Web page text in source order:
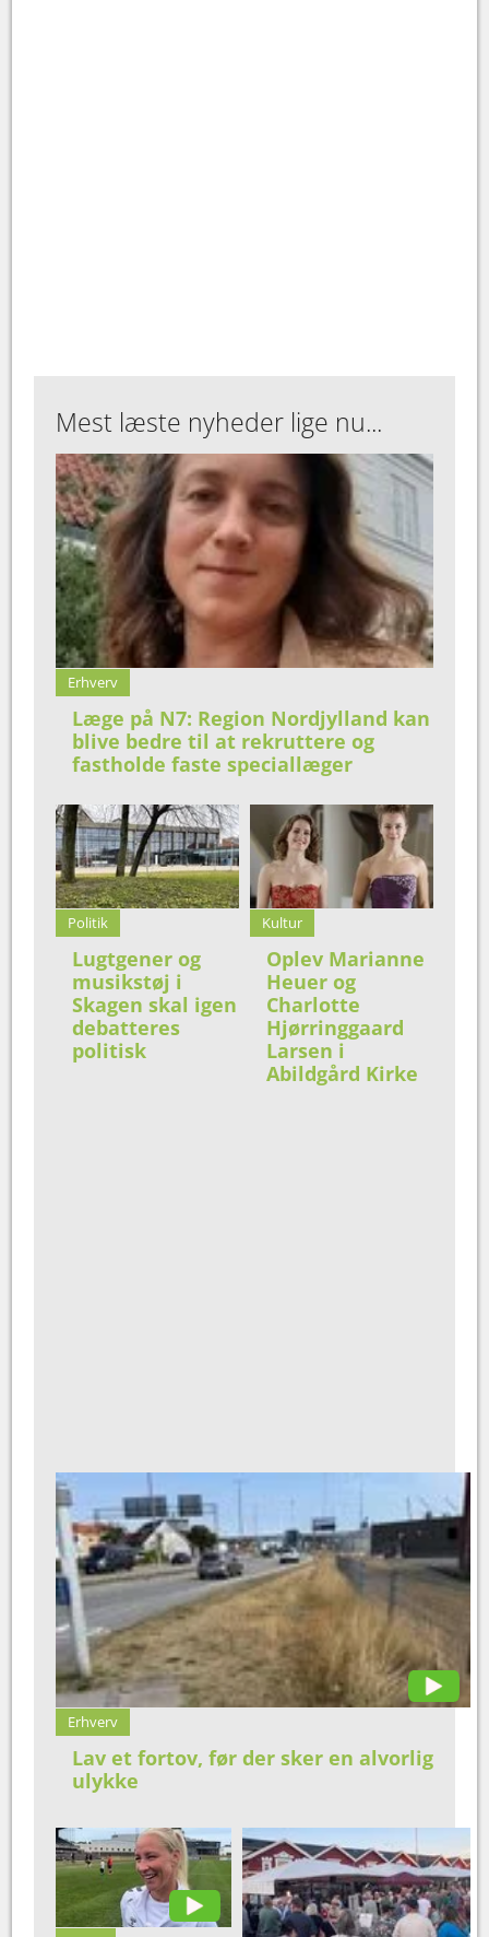
Mest læste nyheder lige nu...
Erhverv
Læge på N7: Region Nordjylland kan
blive bedre til at rekruttere og
fastholde faste speciallæger
Politik
Lugtgener og
musikstøj i
Skagen skal igen
debatteres
politisk
Kultur
Oplev Marianne
Heuer og
Charlotte
Hjørringgaard
Larsen i
Abildgård Kirke
Erhverv
Lav et fortov, før der sker en alvorlig
ulykke